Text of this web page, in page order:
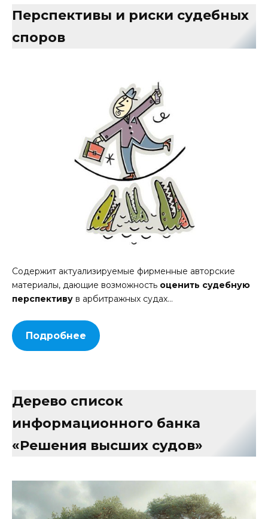
Перспективы и риски судебных
споров
Содержит актуализируемые фирменные авторские
материалы, дающие возможность оценить судебную
перспективу в арбитражных судах…
Подробнее
Дерево список
информационного банка
«Решения высших судов»